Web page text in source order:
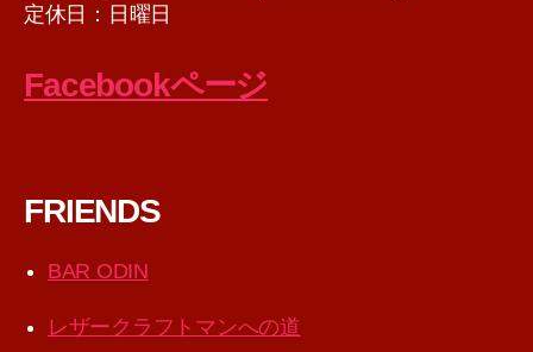
定休日：日曜日
Facebookページ
FRIENDS
BAR ODIN
レザークラフトマンへの道